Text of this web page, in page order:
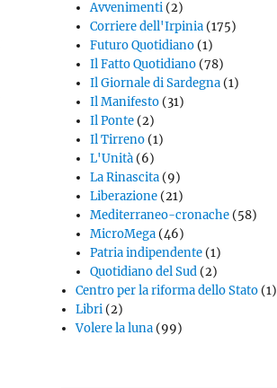
Avvenimenti (2)
Corriere dell'Irpinia (175)
Futuro Quotidiano (1)
Il Fatto Quotidiano (78)
Il Giornale di Sardegna (1)
Il Manifesto (31)
Il Ponte (2)
Il Tirreno (1)
L'Unità (6)
La Rinascita (9)
Liberazione (21)
Mediterraneo-cronache (58)
MicroMega (46)
Patria indipendente (1)
Quotidiano del Sud (2)
Centro per la riforma dello Stato (1)
Libri (2)
Volere la luna (99)